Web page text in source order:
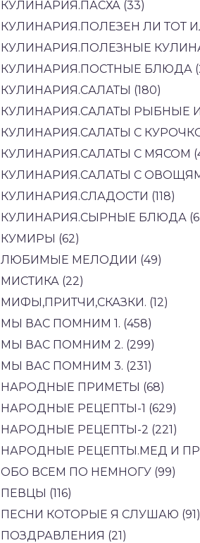
КУЛИНАРИЯ.ПАСХА (33)
КУЛИНАРИЯ.ПОЛЕЗЕН ЛИ ТОТ
КУЛИНАРИЯ.ПОЛЕЗНЫЕ
КУЛИНАРИЯ.ПОСТНЫЕ БЛЮДА
КУЛИНАРИЯ.САЛАТЫ (180)
КУЛИНАРИЯ.САЛАТЫ РЫБНЫЕ
КУЛИНАРИЯ.САЛАТЫ С
КУЛИНАРИЯ.САЛАТЫ С МЯСОМ
КУЛИНАРИЯ.САЛАТЫ С
КУЛИНАРИЯ.СЛАДОСТИ (118)
КУЛИНАРИЯ.СЫРНЫЕ БЛЮДА
КУМИРЫ (62)
ЛЮБИМЫЕ МЕЛОДИИ (49)
МИСТИКА (22)
МИФЫ,ПРИТЧИ,СКАЗКИ. (12)
МЫ ВАС ПОМНИМ 1. (458)
МЫ ВАС ПОМНИМ 2. (299)
МЫ ВАС ПОМНИМ 3. (231)
НАРОДНЫЕ ПРИМЕТЫ (68)
НАРОДНЫЕ РЕЦЕПТЫ-1 (629)
НАРОДНЫЕ РЕЦЕПТЫ-2 (221)
НАРОДНЫЕ РЕЦЕПТЫ.МЕД И
ОБО ВСЕМ ПО НЕМНОГУ (99)
ПЕВЦЫ (116)
ПЕСНИ КОТОРЫЕ Я СЛУШАЮ (91)
ПОЗДРАВЛЕНИЯ (21)